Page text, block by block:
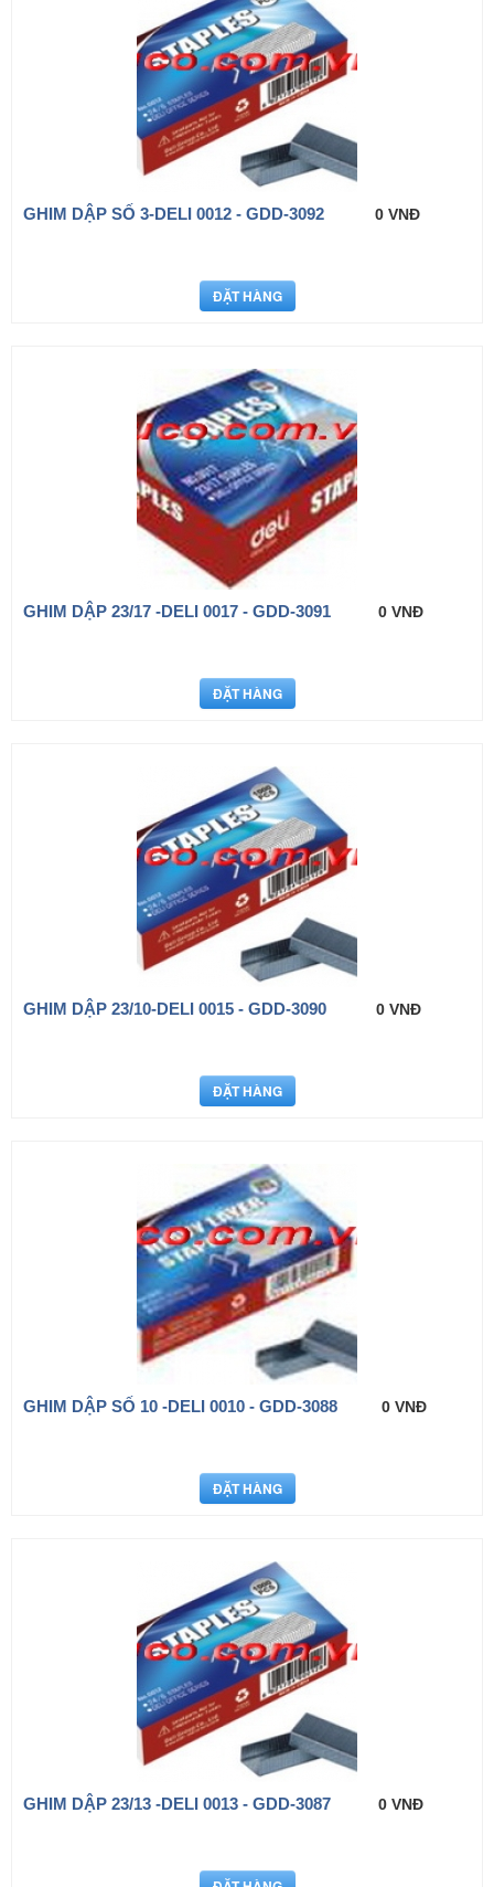
GHIM DẬP SỐ 3-DELI 0012 - GDD-3092 0 VNĐ
GHIM DẬP 23/17 -DELI 0017 - GDD-3091 0 VNĐ
GHIM DẬP 23/10-DELI 0015 - GDD-3090 0 VNĐ
GHIM DẬP SỐ 10 -DELI 0010 - GDD-3088 0 VNĐ
GHIM DẬP 23/13 -DELI 0013 - GDD-3087 0 VNĐ